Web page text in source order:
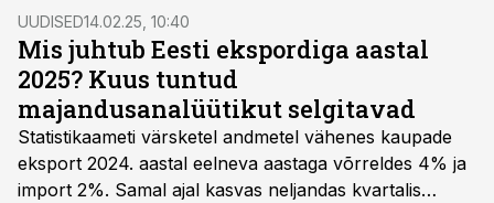
alandada energiakulusid, kärpida isiku- ja
ettevõttemakse ning soodustada investeeringuid oleks
see kahtlemata vesi transpordi- ja logistikasektori
veskile. Aga on üks “aga”.
UUDISED14.02.25, 10:40
Mis juhtub Eesti ekspordiga aastal
2025? Kuus tuntud
majandusanalüütikut selgitavad
Statistikaameti värsketel andmetel vähenes kaupade
eksport 2024. aastal eelneva aastaga võrreldes 4% ja
import 2%. Samal ajal kasvas neljandas kvartalis